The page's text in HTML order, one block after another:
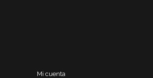
Mi cuenta